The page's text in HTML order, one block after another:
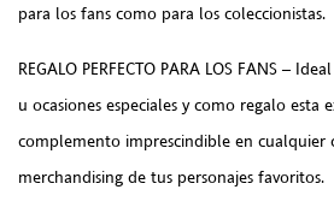
para los fans como para los coleccionistas.
REGALO PERFECTO PARA LOS FANS –
u ocasiones especiales y como regalo esta
complemento imprescindible en cualquier
merchandising de tus personajes favoritos.